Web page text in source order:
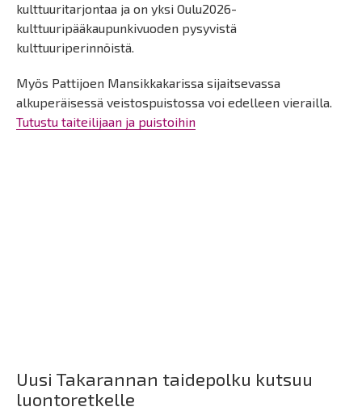
kulttuuritarjontaa ja on yksi Oulu2026-
kulttuuripääkaupunkivuoden pysyvistä
kulttuuriperinnöistä.
Myös Pattijoen Mansikkakarissa sijaitsevassa
alkuperäisessä veistospuistossa voi edelleen vierailla.
Tutustu taiteilijaan ja puistoihin
Uusi Takarannan taidepolku kutsuu
luontoretkelle